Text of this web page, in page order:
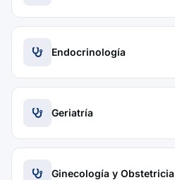
Endocrinología
Geriatría
Ginecología y Obstetricia